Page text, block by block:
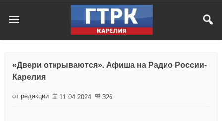
«Двери открываются». Афиша на Радио России-
Карелия
от редакции 11.04.2024 326